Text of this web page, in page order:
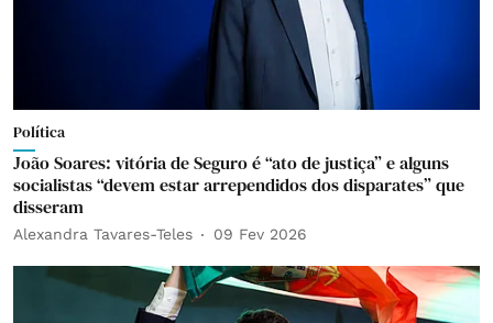
Política
João Soares: vitória de Seguro é “ato de justiça” e alguns
socialistas “devem estar arrependidos dos disparates” que
disseram
Alexandra Tavares-Teles 09 Fev 2026